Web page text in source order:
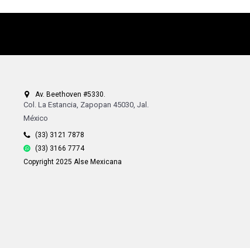
Av. Beethoven #5330.
Col. La Estancia, Zapopan 45030, Jal.
México
(33) 3121 7878
(33) 3166 7774
Copyright 2025 Alse Mexicana